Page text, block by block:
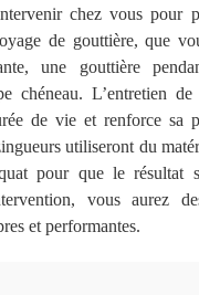
chez vous pour
de gouttière, que
une gouttière
chéneau. L’entretien
de vie et renforce sa
utiliseront du
pour que le résultat
vous aurez
et performantes.